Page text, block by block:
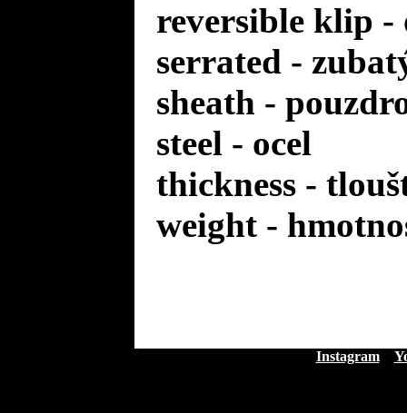
reversible klip
serrated -
sheath -
steel - ocel
thickness -
weight -
Instagram